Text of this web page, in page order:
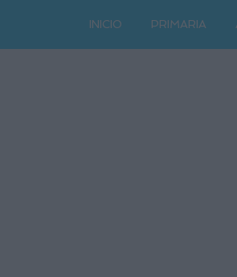
INICIO PRIMARIA